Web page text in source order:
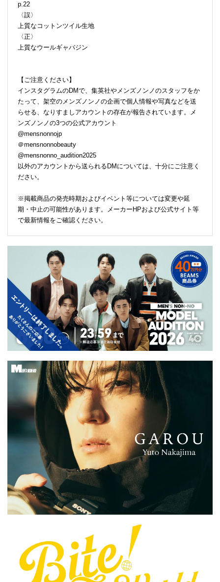
p.22
〈誤〉
上質なコットンツイル生地
〈正〉
上質なウールギャバジン
【ご注意ください】
インスタグラムのDMで、集英社やメンズノンノのスタッフをか
たって、架空のメンズノンノの企画で個人情報や写真などを送
らせる、なりすましアカウントの存在が報告されています。メ
ンズノンノの3つの公式アカウント
@mensnonnojp
＠mensnonnobeauty
@mensnonno_audition2025
以外のアカウントから送られるDMについては、十分にご注意く
ださい。
※掲載商品の発売時期およびイベント等については変更や延
期・中止の可能性があります。メーカーHPおよび公式サイト等
で最新情報をご確認ください。